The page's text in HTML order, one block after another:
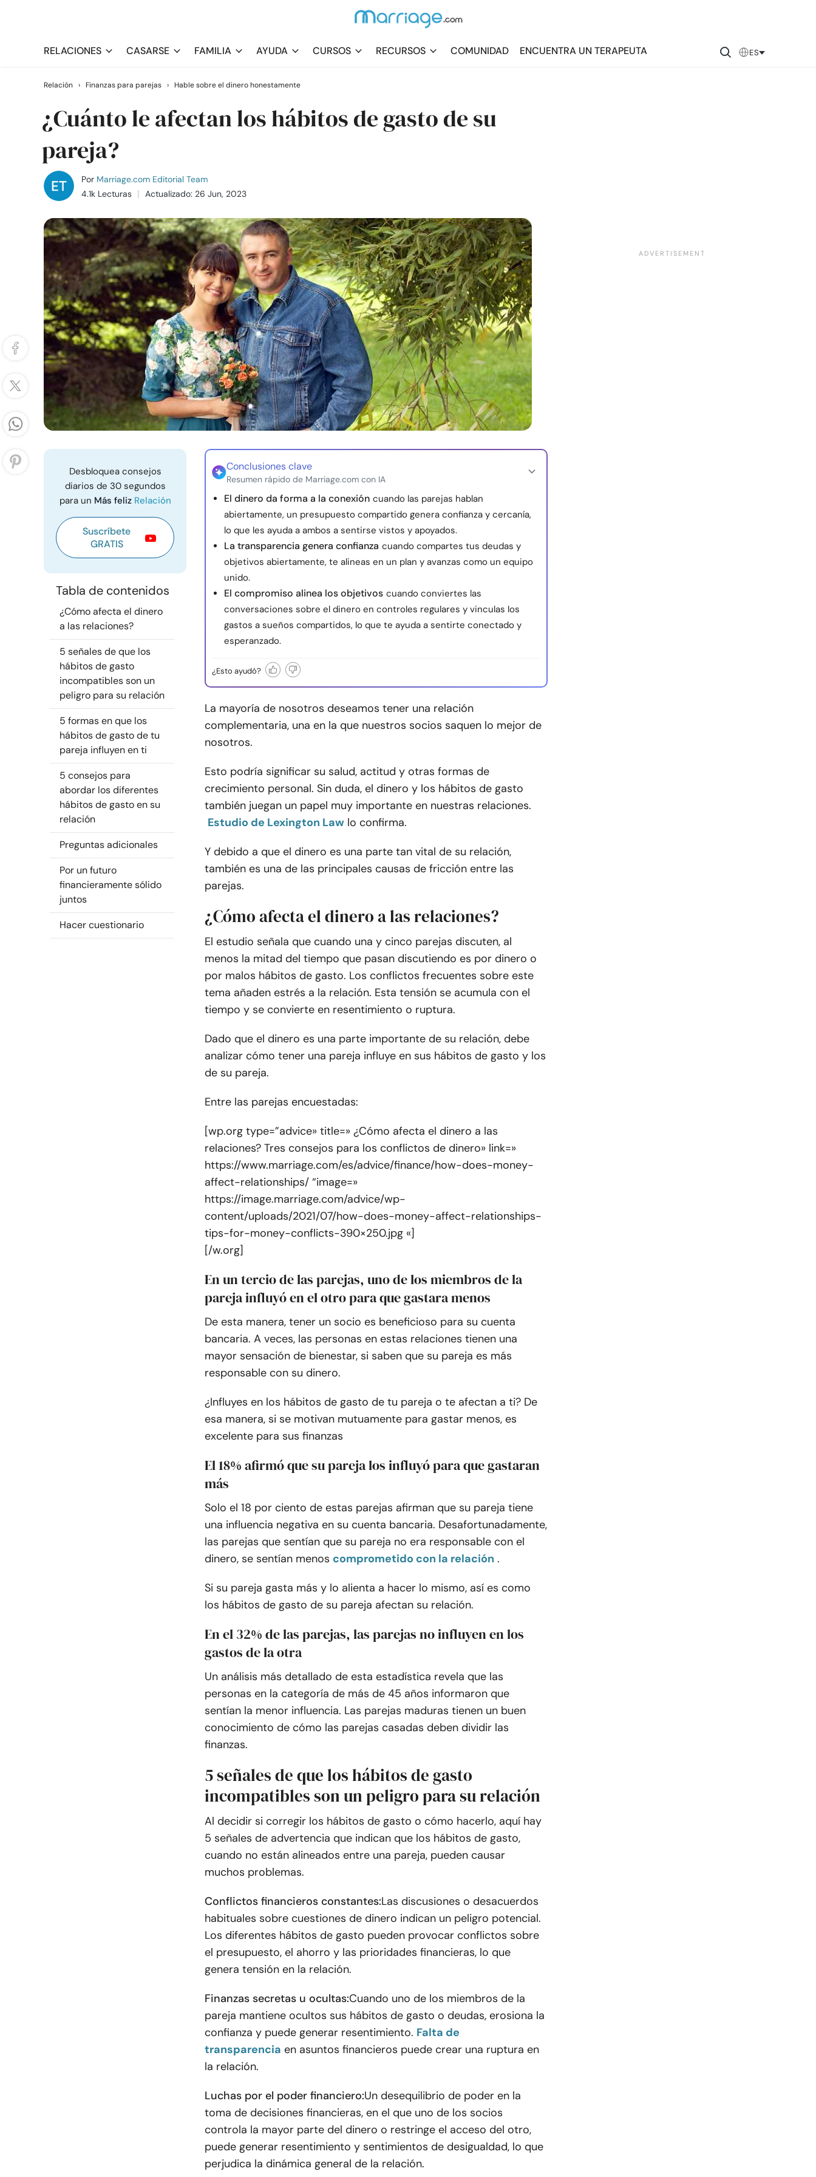
RELACIONES CASARSE FAMILIA AYUDA CURSOS RECURSOS COMUNIDAD ENCUENTRA UN TERAPEUTA ES
Relación › Finanzas para parejas › Hable sobre el dinero honestamente
¿Cuánto le afectan los hábitos de gasto de su
pareja?
Por Marriage.com Editorial Team
4.1k Lecturas
Actualizado: 26 Jun, 2023
Desbloquea consejos
diarios de 30 segundos
para un Más feliz Relación
Suscríbete
GRATIS
Tabla de contenidos
¿Cómo afecta el dinero
a las relaciones?
5 señales de que los
hábitos de gasto
incompatibles son un
peligro para su relación
5 formas en que los
hábitos de gasto de tu
pareja influyen en ti
5 consejos para
abordar los diferentes
hábitos de gasto en su
relación
Preguntas adicionales
Por un futuro
financieramente sólido
juntos
Hacer cuestionario
Conclusiones clave
Resumen rápido de Marriage.com con IA
El dinero da forma a la conexión cuando las parejas hablan
abiertamente, un presupuesto compartido genera confianza y cercanía,
lo que les ayuda a ambos a sentirse vistos y apoyados.
La transparencia genera confianza cuando compartes tus deudas y
objetivos abiertamente, te alineas en un plan y avanzas como un equipo
unido.
El compromiso alinea los objetivos cuando conviertes las
conversaciones sobre el dinero en controles regulares y vinculas los
gastos a sueños compartidos, lo que te ayuda a sentirte conectado y
esperanzado.
¿Esto ayudó?
La mayoría de nosotros deseamos tener una relación
complementaria, una en la que nuestros socios saquen lo mejor de
nosotros.
Esto podría significar su salud, actitud y otras formas de
crecimiento personal. Sin duda, el dinero y los hábitos de gasto
también juegan un papel muy importante en nuestras relaciones.
Estudio de Lexington Law lo confirma.
Y debido a que el dinero es una parte tan vital de su relación,
también es una de las principales causas de fricción entre las
parejas.
¿Cómo afecta el dinero a las relaciones?
El estudio señala que cuando una y cinco parejas discuten, al
menos la mitad del tiempo que pasan discutiendo es por dinero o
por malos hábitos de gasto. Los conflictos frecuentes sobre este
tema añaden estrés a la relación. Esta tensión se acumula con el
tiempo y se convierte en resentimiento o ruptura.
Dado que el dinero es una parte importante de su relación, debe
analizar cómo tener una pareja influye en sus hábitos de gasto y los
de su pareja.
Entre las parejas encuestadas:
[wp.org type=”advice» title=» ¿Cómo afecta el dinero a las
relaciones? Tres consejos para los conflictos de dinero» link=»
https://www.marriage.com/es/advice/finance/how-does-money-
affect-relationships/ “image=»
https://image.marriage.com/advice/wp-
content/uploads/2021/07/how-does-money-affect-relationships-
tips-for-money-conflicts-390×250.jpg «]
[/w.org]
En un tercio de las parejas, uno de los miembros de la
pareja influyó en el otro para que gastara menos
De esta manera, tener un socio es beneficioso para su cuenta
bancaria. A veces, las personas en estas relaciones tienen una
mayor sensación de bienestar, si saben que su pareja es más
responsable con su dinero.
¿Influyes en los hábitos de gasto de tu pareja o te afectan a ti? De
esa manera, si se motivan mutuamente para gastar menos, es
excelente para sus finanzas
El 18% afirmó que su pareja los influyó para que gastaran
más
Solo el 18 por ciento de estas parejas afirman que su pareja tiene
una influencia negativa en su cuenta bancaria. Desafortunadamente,
las parejas que sentían que su pareja no era responsable con el
dinero, se sentían menos comprometido con la relación .
Si su pareja gasta más y lo alienta a hacer lo mismo, así es como
los hábitos de gasto de su pareja afectan su relación.
En el 32% de las parejas, las parejas no influyen en los
gastos de la otra
Un análisis más detallado de esta estadística revela que las
personas en la categoría de más de 45 años informaron que
sentían la menor influencia. Las parejas maduras tienen un buen
conocimiento de cómo las parejas casadas deben dividir las
finanzas.
5 señales de que los hábitos de gasto
incompatibles son un peligro para su relación
Al decidir si corregir los hábitos de gasto o cómo hacerlo, aquí hay
5 señales de advertencia que indican que los hábitos de gasto,
cuando no están alineados entre una pareja, pueden causar
muchos problemas.
Conflictos financieros constantes:Las discusiones o desacuerdos
habituales sobre cuestiones de dinero indican un peligro potencial.
Los diferentes hábitos de gasto pueden provocar conflictos sobre
el presupuesto, el ahorro y las prioridades financieras, lo que
genera tensión en la relación.
Finanzas secretas u ocultas:Cuando uno de los miembros de la
pareja mantiene ocultos sus hábitos de gasto o deudas, erosiona la
confianza y puede generar resentimiento. Falta de
transparencia en asuntos financieros puede crear una ruptura en
la relación.
Luchas por el poder financiero:Un desequilibrio de poder en la
toma de decisiones financieras, en el que uno de los socios
controla la mayor parte del dinero o restringe el acceso del otro,
puede generar resentimiento y sentimientos de desigualdad, lo que
perjudica la dinámica general de la relación.